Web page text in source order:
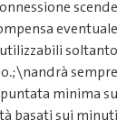
gratuiti erogati
offrendo
live integrati col
poiché spesso
.\n\n###